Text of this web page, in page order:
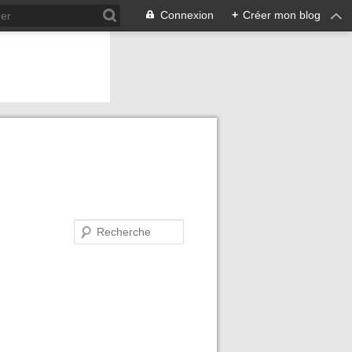
Connexion + Créer mon blog